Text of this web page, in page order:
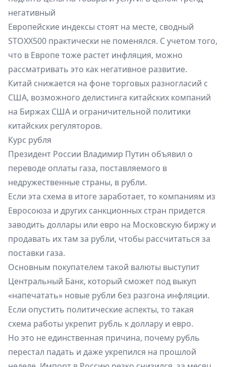
негативный
Европейские индексы стоят на месте, сводный
STOXX500 практически не поменялся. С учетом того,
что в Европе тоже растет инфляция, можно
рассматривать это как негативное развитие.
Китай снижается на фоне торговых разногласий с
США, возможного делистинга китайских компаний
на Биржах США и ограничительной политики
китайских регуляторов.
Курс рубля
Президент России Владимир Путин объявил о
переводе оплаты газа, поставляемого в
недружественные страны, в рубли.
Если эта схема в итоге заработает, то компаниям из
Евросоюза и других санкционных стран придется
заводить доллары или евро на Московскую биржу и
продавать их там за рубли, чтобы рассчитаться за
поставки газа.
Основным покупателем такой валюты выступит
Центральный Банк, который сможет под выкуп
«напечатать» новые рубли без разгона инфляции.
Если опустить политические аспекты, то такая
схема работы укрепит рубль к доллару и евро.
Но это не единственная причина, почему рубль
перестал падать и даже укрепился на прошлой